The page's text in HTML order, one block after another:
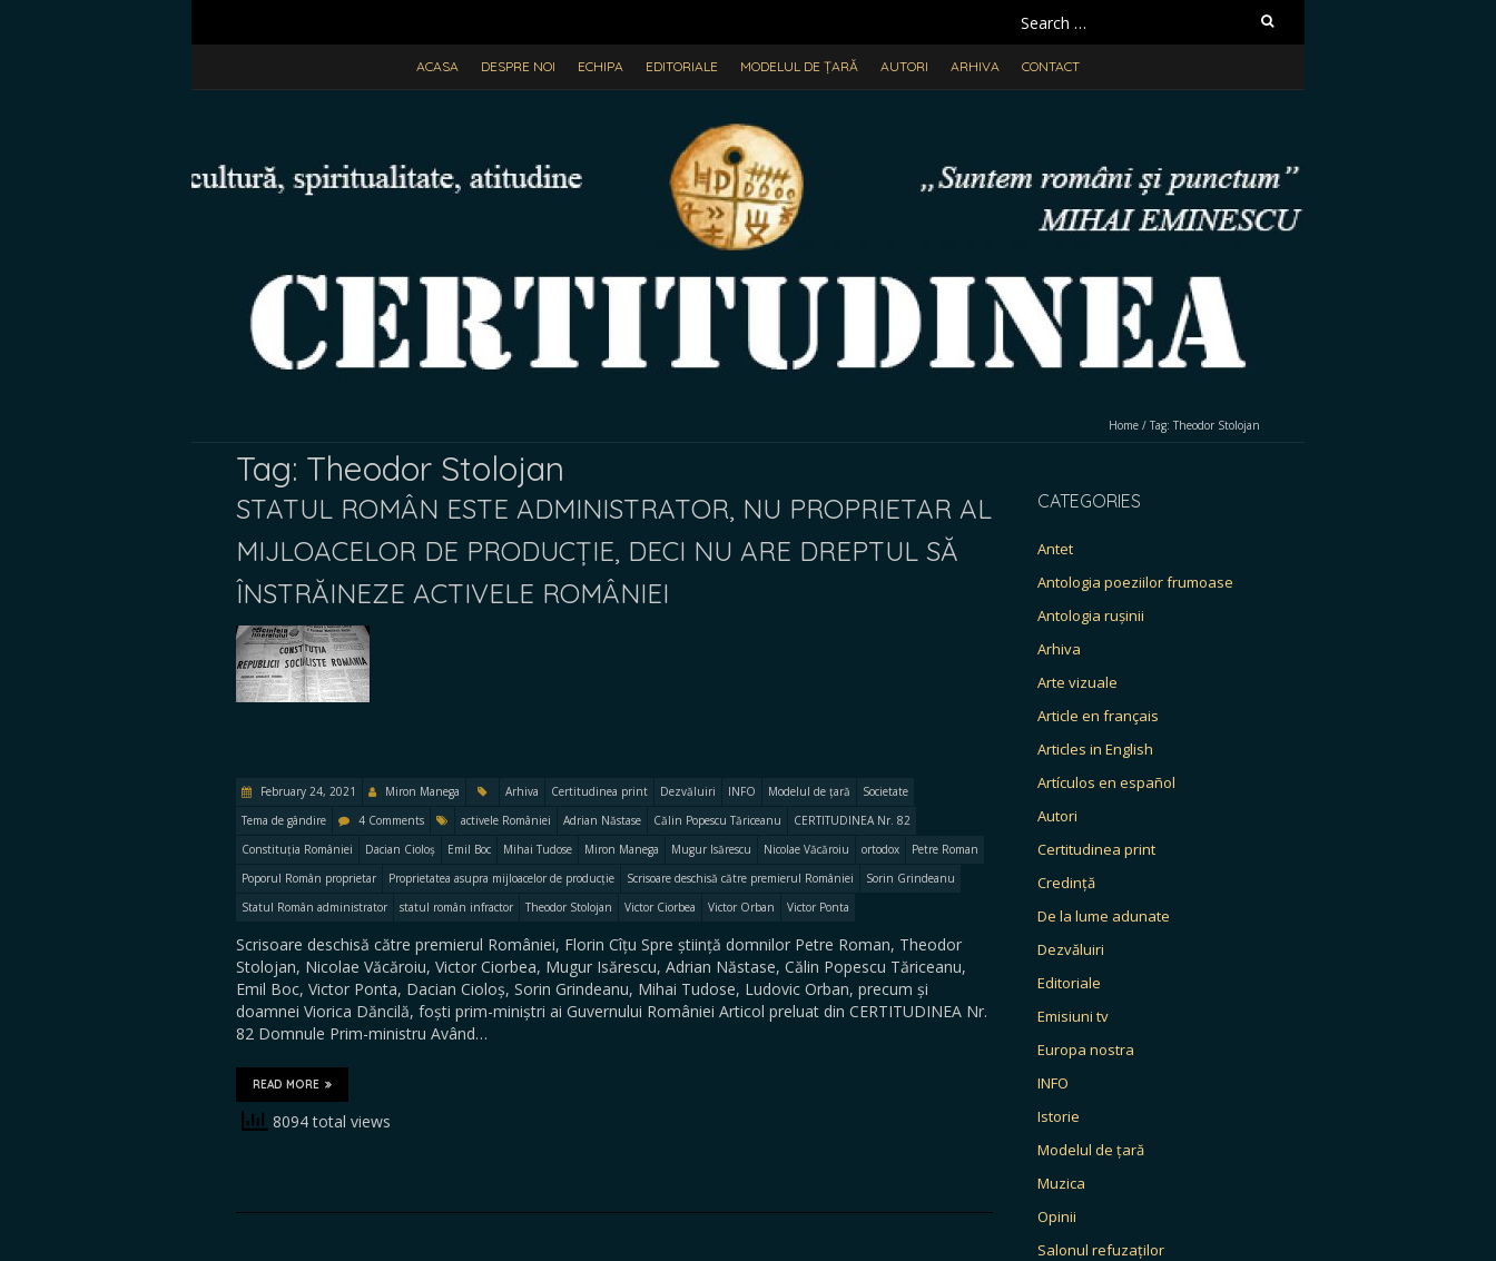
Search
for:
ACASA DESPRE NOI ECHIPA EDITORIALE MODELUL DE ȚARĂ AUTORI ARHIVA CONTACT
Home / Tag: Theodor Stolojan
Tag: Theodor Stolojan
STATUL ROMÂN ESTE ADMINISTRATOR, NU PROPRIETAR AL
MIJLOACELOR DE PRODUCȚIE, DECI NU ARE DREPTUL SĂ
ÎNSTRĂINEZE ACTIVELE ROMÂNIEI
February 24, 2021 Miron Manega Arhiva Certitudinea print Dezvăluiri INFO Modelul de țară
Societate
Tema de gândire
4 Comments activele României Adrian Năstase Călin Popescu Tăriceanu
CERTITUDINEA Nr. 82
Constituția României
Dacian Cioloș Emil Boc Mihai Tudose Miron Manega Mugur Isărescu Nicolae Văcăroiu ortodox
Petre Roman
Poporul Român proprietar
Proprietatea asupra mijloacelor de producție Scrisoare deschisă către premierul României
Sorin Grindeanu
Statul Român administrator
statul român infractor Theodor Stolojan Victor Ciorbea Victor Orban Victor Ponta
Scrisoare deschisă către premierul României, Florin Cîțu Spre știință domnilor Petre Roman, Theodor
Stolojan, Nicolae Văcăroiu, Victor Ciorbea, Mugur Isărescu, Adrian Năstase, Călin Popescu Tăriceanu,
Emil Boc, Victor Ponta, Dacian Cioloș, Sorin Grindeanu, Mihai Tudose, Ludovic Orban, precum și
doamnei Viorica Dăncilă, foști prim-miniștri ai Guvernului României Articol preluat din CERTITUDINEA Nr.
82 Domnule Prim-ministru Având…
READ MORE
8094 total views
CATEGORIES
Antet
Antologia poeziilor frumoase
Antologia rușinii
Arhiva
Arte vizuale
Article en français
Articles in English
Artículos en español
Autori
Certitudinea print
Credință
De la lume adunate
Dezvăluiri
Editoriale
Emisiuni tv
Europa nostra
INFO
Istorie
Modelul de țară
Muzica
Opinii
Salonul refuzaților